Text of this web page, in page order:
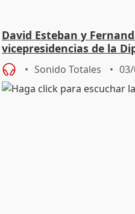
David Esteban y
vicepresidencias de la
Sonido Totales